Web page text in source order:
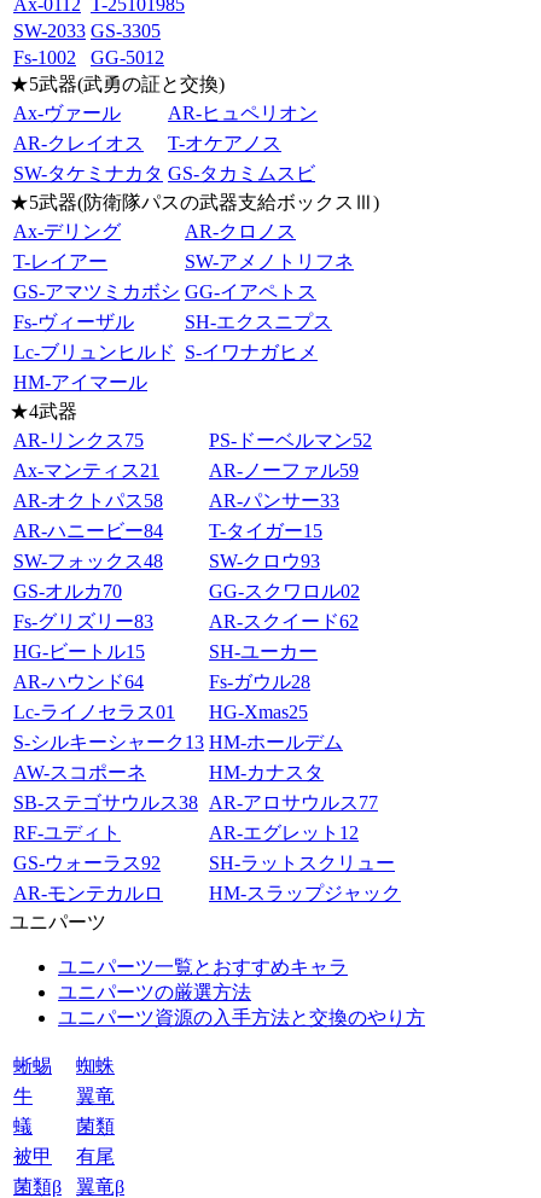
Ax-0112 T-25101985
SW-2033 GS-3305
Fs-1002
GG-5012
★5武器(武勇の証と交換)
Ax-ヴァール
AR-ヒュペリオン
AR-クレイオス
T-オケアノス
SW-タケミナカタ GS-タカミムスビ
★5武器(防衛隊パスの武器支給ボックスⅢ)
Ax-デリング
AR-クロノス
T-レイアー
SW-アメノトリフネ
GS-アマツミカボシ GG-イアペトス
Fs-ヴィーザル
SH-エクスニプス
Lc-ブリュンヒルド
S-イワナガヒメ
HM-アイマール
★4武器
AR-リンクス75
PS-ドーベルマン52
Ax-マンティス21
AR-ノーファル59
AR-オクトパス58
AR-パンサー33
AR-ハニービー84
T-タイガー15
SW-フォックス48
SW-クロウ93
GS-オルカ70
GG-スクワロル02
Fs-グリズリー83
AR-スクイード62
HG-ビートル15
SH‐ユーカー
AR-ハウンド64
Fs-ガウル28
Lc-ライノセラス01
HG-Xmas25
S-シルキーシャーク13 HM-ホールデム
AW-スコポーネ
HM-カナスタ
SB-ステゴサウルス38 AR-アロサウルス77
RF-ユディト
AR-エグレット12
GS-ウォーラス92
SH-ラットスクリュー
AR-モンテカルロ
HM-スラップジャック
ユニパーツ
ユニパーツ一覧とおすすめキャラ
ユニパーツの厳選方法
ユニパーツ資源の入手方法と交換のやり方
蜥蜴
蜘蛛
牛
翼竜
蟻
菌類
被甲
有尾
菌類β
翼竜β